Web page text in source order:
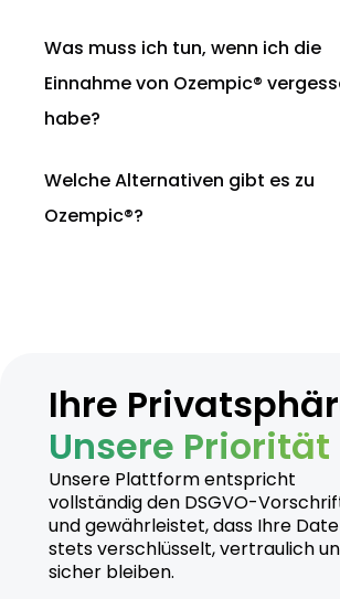
Was muss ich tun, wenn ich die
Einnahme von Ozempic®
habe?
Weniger als 5 Tage her:
sobald möglich, dann weiter am
Welche Alternativen gibt es zu
Ozempic®?
Ihre
Unsere Priorität
Unsere Plattform entspricht
vollständig den DSGVO-
und gewährleistet, dass Ihre
stets verschlüsselt, vertraulich
sicher bleiben.